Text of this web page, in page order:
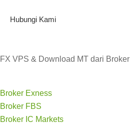
Hubungi Kami
FX VPS & Download MT dari Broker
Broker Exness
Broker FBS
Broker IC Markets